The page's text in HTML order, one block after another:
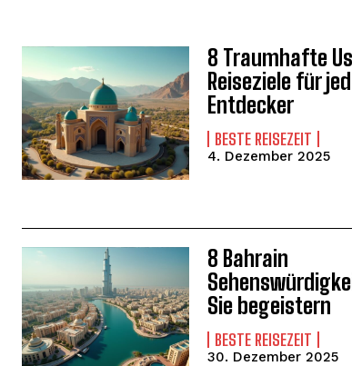
8 Traumhafte
Reiseziele für
Entdecker
BESTE REISEZEIT
4. Dezember 2025
8 Bahrain
Sie begeistern
BESTE REISEZEIT
30. Dezember 2025